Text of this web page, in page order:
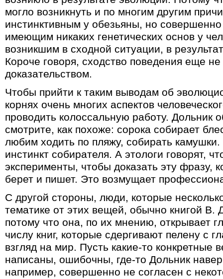
могло возникнуть и по многим другим
инстинктивным у обезьяны, но
имеющим никаких генетических основ у
возникшим в сходной ситуации, в
Короче говоря, сходство поведения еще не
доказательством.
Чтобы прийти к таким выводам об
корнях очень многих аспектов
проводить колоссальную работу. Дольник
смотрите, как похоже: сорока собирает
любим ходить по пляжу, собирать камушки.
инстинкт собирателя. А этологи говорят,
эксперименты, чтобы доказать эту фразу,
берет и пишет. Это возмущает
С другой стороны, люди, которые
тематике от этих вещей, обычно книгой В.
потому что она, по их мнению, открывает
числу книг, которые сдергивают пелену с
взгляд на мир. Пусть какие-то конкретные
написаны, ошибочны, где-то Дольник
например, совершенно не согласен с